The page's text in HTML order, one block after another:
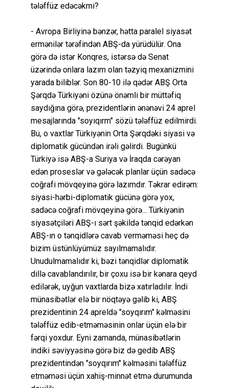
tələffüz edəcəkmi?
- Avropa Birliyinə bənzər, hətta paralel siyasət
ermənilər tərəfindən ABŞ-da yürüdülür. Ona
görə də istər Konqres, istərsə də Senat
üzərində onlara lazım olan təzyiq mexanizmini
yarada biliblər. Son 80-10 ilə qədər ABŞ Orta
Şərqdə Türkiyəni özünə önəmli bir müttəfiq
saydığına görə, prezidentlərin ənənəvi 24 aprel
mesajlarında "soyıqırm" sözü tələffüz edilmirdi.
Bu, o vaxtlar Türkiyənin Orta Şərqdəki siyasi və
diplomatik gücündən irəli gəlirdi. Bugünkü
Türkiyə isə ABŞ-a Suriya və İraqda cərəyan
edən proseslər və gələcək planlar üçün sadəcə
coğrafi mövqeyinə görə lazımdır. Təkrar edirəm:
siyasi-hərbi-diplomatik gücünə görə yox,
sadəcə coğrafi mövqeyinə görə... Türkiyənin
siyasətçiləri ABŞ-ı sərt şəkildə tənqid edərkən
ABŞ-ın o tənqidlərə cavab verməməsi heç də
bizim üstünlüyümüz sayılmamalıdır.
Unudulmamalıdır ki, bəzi tənqidlər diplomatik
dillə cavablandırılır, bir çoxu isə bir kənara qeyd
edilərək, uyğun vaxtlarda bizə xatırladılır. İndi
münasibətlər elə bir nöqtəyə gəlib ki, ABŞ
prezidentinin 24 apreldə "soyqırım" kəlməsini
tələffüz edib-etməməsinin onlar üçün elə bir
fərqi yoxdur. Eyni zamanda, münasibətlərin
indiki səviyyəsinə görə biz də gedib ABŞ
prezidentindən "soyqırım" kəlməsini tələffüz
etməməsi üçün xahiş-minnət etmə durumunda